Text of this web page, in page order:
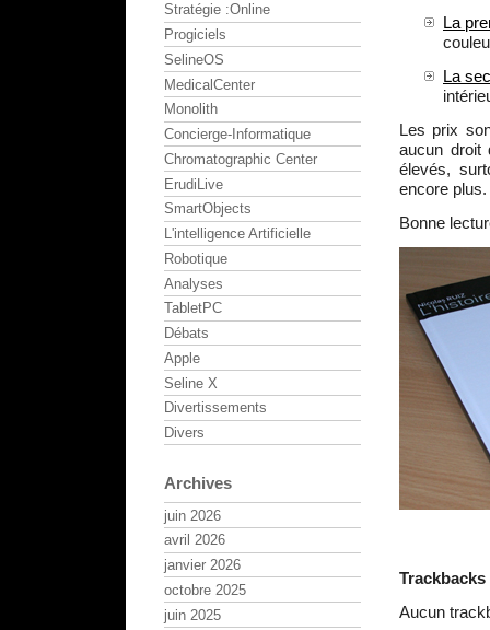
La
La
Les prix
aucun droit
élevés,
encore plus.
Bonne
Trackbacks
Aucun
Stratégie :Online
Progiciels
SelineOS
MedicalCenter
Monolith
Concierge-Informatique
Chromatographic Center
ErudiLive
SmartObjects
L'intelligence Artificielle
Robotique
Analyses
TabletPC
Débats
Apple
Seline X
Divertissements
Divers
Archives
juin 2026
avril 2026
janvier 2026
octobre 2025
juin 2025